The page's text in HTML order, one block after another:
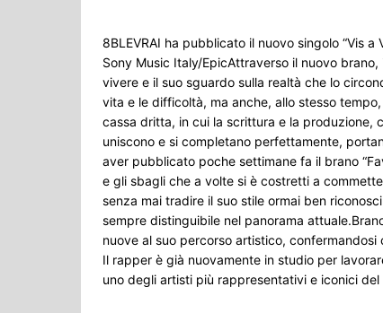
8BLEVRAI ha pubblicato il nuovo singolo “Vis
Sony Music Italy/EpicAttraverso il nuovo
vivere e il suo sguardo sulla realtà che lo
vita e le difficoltà, ma anche, allo stesso
cassa dritta, in cui la scrittura e la produzione,
uniscono e si completano perfettamente,
aver pubblicato poche settimane fa il brano
e gli sbagli che a volte si è costretti a
senza mai tradire il suo stile ormai ben
sempre distinguibile nel panorama
nuove al suo percorso artistico,
Il rapper è già nuovamente in studio per
uno degli artisti più rappresentativi e iconici